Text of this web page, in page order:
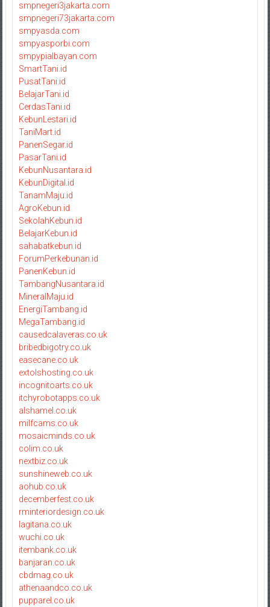
smpnegeri3jakarta.com
smpnegeri73jakarta.com
smpyasda.com
smpyasporbi.com
smpypialbayan.com
SmartTani.id
PusatTani.id
BelajarTani.id
CerdasTani.id
KebunLestari.id
TaniMart.id
PanenSegar.id
PasarTani.id
KebunNusantara.id
KebunDigital.id
TanamMaju.id
AgroKebun.id
SekolahKebun.id
BelajarKebun.id
sahabatkebun.id
ForumPerkebunan.id
PanenKebun.id
TambangNusantara.id
MineralMaju.id
EnergiTambang.id
MegaTambang.id
causedcalaveras.co.uk
bribedbigotry.co.uk
easecane.co.uk
extolshosting.co.uk
incognitoarts.co.uk
itchyrobotapps.co.uk
alshamel.co.uk
milfcams.co.uk
mosaicminds.co.uk
colim.co.uk
nextbiz.co.uk
sunshineweb.co.uk
aohub.co.uk
decemberfest.co.uk
rminteriordesign.co.uk
lagitana.co.uk
wuchi.co.uk
itembank.co.uk
banjaran.co.uk
cbdmag.co.uk
athenaandco.co.uk
pupparel.co.uk